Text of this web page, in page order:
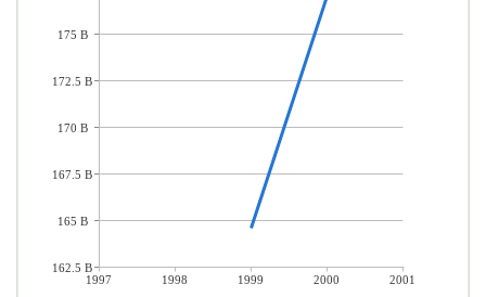
1997 1998 1999 2000
2001
175 B
172.5 B
170 B
167.5 B
165 B
162.5 B